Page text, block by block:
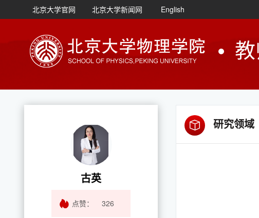
北京大学官网 北京大学新闻网 English
古英
点赞： 326
研究领域